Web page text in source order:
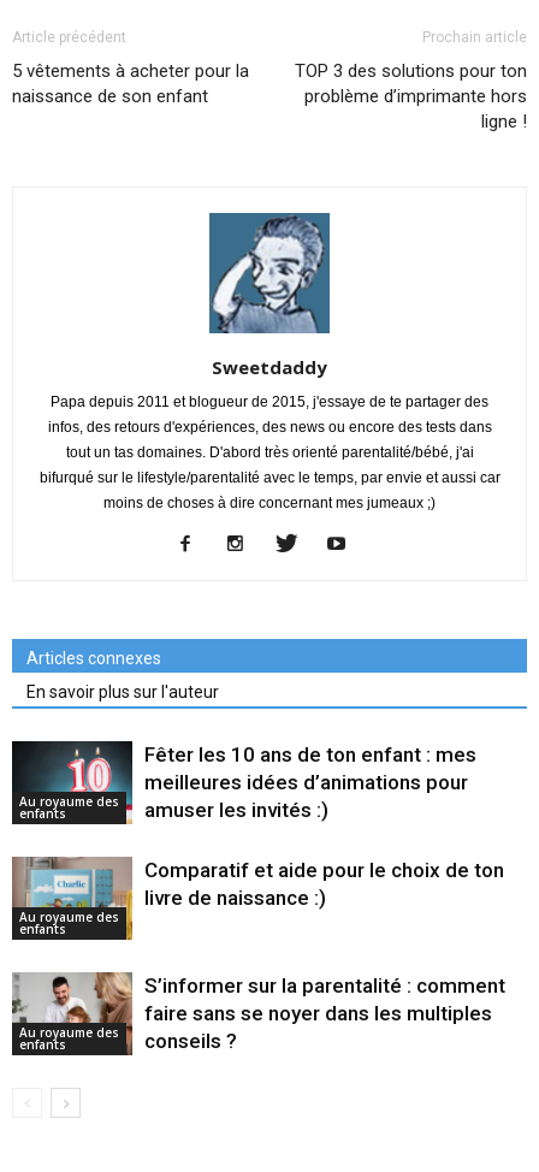
Article précédent
5 vêtements à acheter pour la
naissance de son enfant
Prochain article
TOP 3 des solutions pour ton
problème d’imprimante hors
ligne !
Sweetdaddy
Papa depuis 2011 et blogueur de 2015, j'essaye de te partager des
infos, des retours d'expériences, des news ou encore des tests dans
tout un tas domaines. D'abord très orienté parentalité/bébé, j'ai
bifurqué sur le lifestyle/parentalité avec le temps, par envie et aussi car
moins de choses à dire concernant mes jumeaux ;)
Articles connexes
En savoir plus sur l'auteur
Au royaume des
enfants
Fêter les 10 ans de ton enfant : mes
meilleures idées d’animations pour
amuser les invités :)
Au royaume des
enfants
Comparatif et aide pour le choix de ton
livre de naissance :)
Au royaume des
enfants
S’informer sur la parentalité : comment
faire sans se noyer dans les multiples
conseils ?